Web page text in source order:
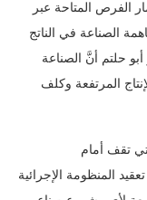
الفرص المتاحة عبر
الصناعة في الناتج
حلتم أنَّ الصناعة
المرتفعة وكلف
تقف أمام
المنظومة الإجرائية